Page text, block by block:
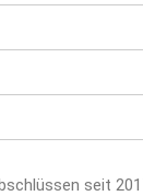
seit